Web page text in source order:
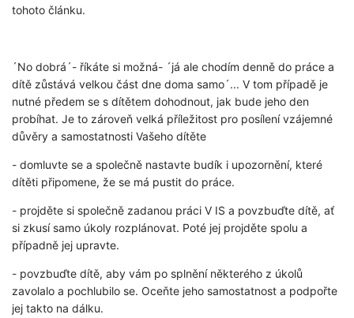
tohoto článku.
´No dobrá´- říkáte si možná- ´já ale chodím denně do práce a
dítě zůstává velkou část dne doma samo´... V tom případě je
nutné předem se s dítětem dohodnout, jak bude jeho den
probíhat. Je to zároveň velká příležitost pro posílení vzájemné
důvěry a samostatnosti Vašeho dítěte
- domluvte se a společně nastavte budík i upozornění, které
dítěti připomene, že se má pustit do práce.
- projděte si společně zadanou práci V IS a povzbuďte dítě, ať
si zkusí samo úkoly rozplánovat. Poté jej projděte spolu a
případně jej upravte.
- povzbuďte dítě, aby vám po splnění některého z úkolů
zavolalo a pochlubilo se. Oceňte jeho samostatnost a podpořte
jej takto na dálku.